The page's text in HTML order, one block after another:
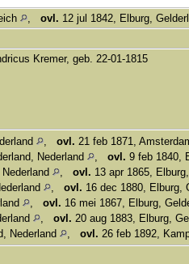
ovl. 12 jul 1842, Elburg,
Kremer, geb. 22-01-1815
ovl. 21 feb 1871,
Nederland ovl. 9 feb 1840,
ovl. 13 apr 1865,
ovl. 16 dec 1880, Elburg,
ovl. 16 mei 1867, Elburg,
ovl. 20 aug 1883, Elburg,
Nederland ovl. 26 feb 1892,